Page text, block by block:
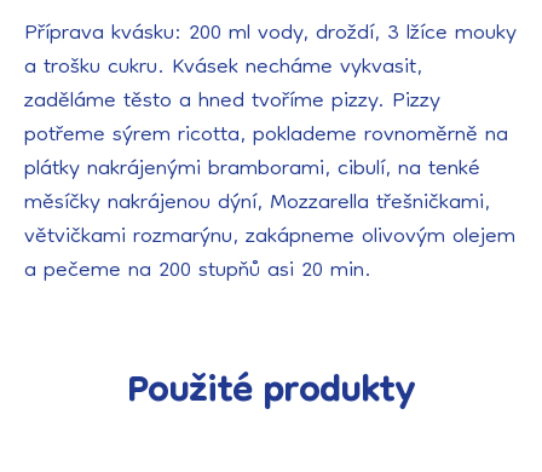
Příprava kvásku: 200 ml vody, droždí, 3 lžíce mouky
a trošku cukru. Kvásek necháme vykvasit,
zaděláme těsto a hned tvoříme pizzy. Pizzy
potřeme sýrem ricotta, poklademe rovnoměrně na
plátky nakrájenými bramborami, cibulí, na tenké
měsíčky nakrájenou dýní, Mozzarella třešničkami,
větvičkami rozmarýnu, zakápneme olivovým olejem
a pečeme na 200 stupňů asi 20 min.
Použité produkty